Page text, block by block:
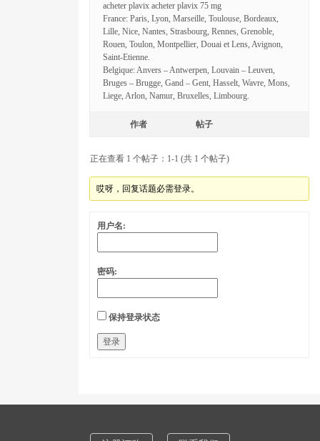
acheter plavix acheter plavix 75 mg
France: Paris, Lyon, Marseille, Toulouse, Bordeaux,
Lille, Nice, Nantes, Strasbourg, Rennes, Grenoble,
Rouen, Toulon, Montpellier, Douai et Lens, Avignon,
Saint-Etienne.
Belgique: Anvers – Antwerpen, Louvain – Leuven,
Bruges – Brugge, Gand – Gent, Hasselt, Wavre, Mons,
Liege, Arlon, Namur, Bruxelles, Limbourg.
作者 帖子
正在查看 1 个帖子：1-1 (共 1 个帖子)
哎呀，回复话题必需登录。
用户名:
密码:
保持登录状态
登录